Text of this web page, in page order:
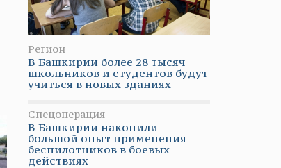
Регион
В Башкирии более 28 тысяч
школьников и студентов будут
учиться в новых зданиях
Спецоперация
В Башкирии накопили
большой опыт применения
беспилотников в боевых
действиях